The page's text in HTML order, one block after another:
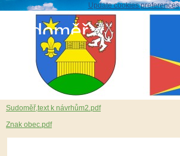
Update cookies preferences
Sudoměř
Znak obce new.
5. 12. 2016
Sudoměř,text k návrhům2.pdf
Znak obec.pdf